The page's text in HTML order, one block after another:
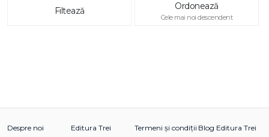
Filtează Ordonează
Cele mai noi descendent
Despre noi
Editura Trei
Termeni și condiții Blog Editura Trei